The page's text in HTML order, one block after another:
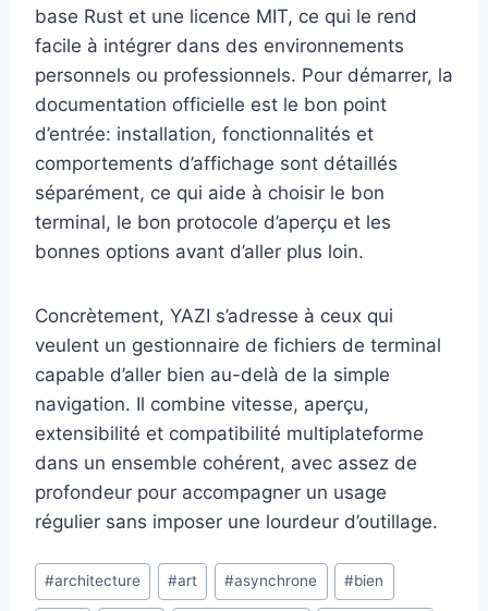
base Rust et une licence MIT, ce qui le rend
facile à intégrer dans des environnements
personnels ou professionnels. Pour démarrer, la
documentation officielle est le bon point
d’entrée: installation, fonctionnalités et
comportements d’affichage sont détaillés
séparément, ce qui aide à choisir le bon
terminal, le bon protocole d’aperçu et les
bonnes options avant d’aller plus loin.
Concrètement, YAZI s’adresse à ceux qui
veulent un gestionnaire de fichiers de terminal
capable d’aller bien au-delà de la simple
navigation. Il combine vitesse, aperçu,
extensibilité et compatibilité multiplateforme
dans un ensemble cohérent, avec assez de
profondeur pour accompagner un usage
régulier sans imposer une lourdeur d’outillage.
Étiquettes
de
#architecture #art #asynchrone #bien